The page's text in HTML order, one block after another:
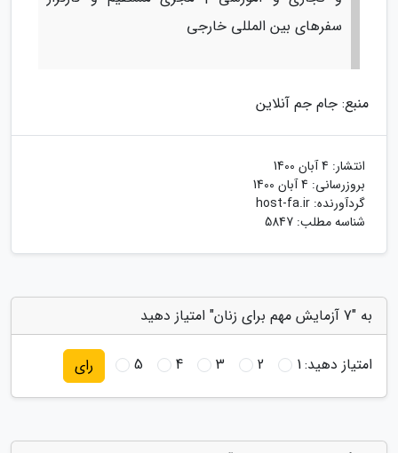
سفرهای بین المللی خارجی
منبع: جام جم آنلاین
انتشار: 4 آبان 1400
بروزرسانی: 4 آبان 1400
گردآورنده: host-fa.ir
شناسه مطلب: 5847
به "7 آزمایش مهم برای زنان" امتیاز دهید
امتیاز دهید:1
2
3
4
5 رای